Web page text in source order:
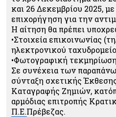
και 26 Δεκεμβρίου 2025,
επιχορήγηση για την
Η αίτηση θα πρέπει
•Στοιχεία επικοινωνίας
ηλεκτρονικού
•Φωτογραφική
Σε συνέχεια των
σύνταξη σχετικής
Καταγραφής Ζημιών,
αρμόδιας επιτροπής
Π.Ε.Πρέβεζας.